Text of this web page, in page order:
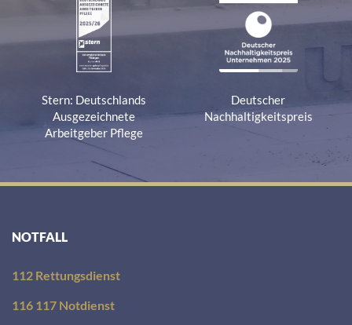
Stern: Deutschlands
Ausgezeichnete
Arbeitgeber Pflege
Deutscher
Nachhaltigkeitspreis
NOTFALL
112 Rettungsdienst
116 117 Notdienst